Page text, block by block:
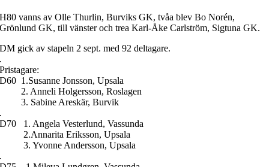
H80 vanns av Olle Thurlin, Burviks GK, tvåa blev Bo Norén,
Grönlund GK, till vänster och trea Karl-Åke Carlström, Sigtuna GK.
DM gick av stapeln 2 sept. med 92 deltagare.
.
Pristagare:
D60 1.Susanne Jonsson, Upsala
2. Anneli Holgersson, Roslagen
3. Sabine Areskär, Burvik
.
D70 1. Angela Vesterlund, Vassunda
2.Annarita Eriksson, Upsala
3. Yvonne Andersson, Upsala
.